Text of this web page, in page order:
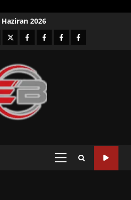
Haziran 2026
twitterfacebook-Facebook-
Facebook-Facebook-
PRIMARY